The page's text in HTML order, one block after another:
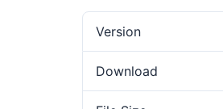
Version
Download